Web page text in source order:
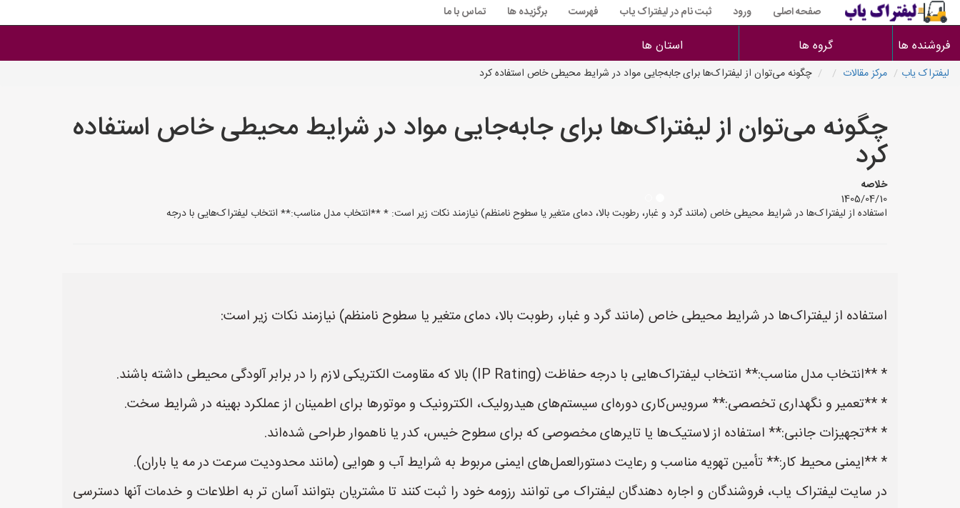
صفحه اصلی ورود ثبت نام در لیفتراک یاب فهرست برگزیده ها تماس با ما
فروشنده ها گروه ها استان ها
لیفتراک یاب مرکز مقالات چگونه می‌توان از لیفتراک‌ها برای جابه‌جایی مواد در شرایط محیطی خاص استفاده کرد
چگونه می‌توان از لیفتراک‌ها برای جابه‌جایی مواد در شرایط محیطی خاص استفاده
کرد
خلاصه
1405/04/10
استفاده از لیفتراک‌ها در شرایط محیطی خاص (مانند گرد و غبار، رطوبت بالا، دمای متغیر یا سطوح نامنظم) نیازمند نکات زیر است: * **انتخاب مدل مناسب:** انتخاب لیفتراک‌هایی با درجه
استفاده از لیفتراک‌ها در شرایط محیطی خاص (مانند گرد و غبار، رطوبت بالا، دمای متغیر یا سطوح نامنظم) نیازمند نکات زیر است:
* **انتخاب مدل مناسب:** انتخاب لیفتراک‌هایی با درجه حفاظت (IP Rating) بالا که مقاومت الکتریکی لازم را در برابر آلودگی محیطی داشته باشند.
* **تعمیر و نگهداری تخصصی:** سرویس‌کاری دوره‌ای سیستم‌های هیدرولیک، الکترونیک و موتورها برای اطمینان از عملکرد بهینه در شرایط سخت.
* **تجهیزات جانبی:** استفاده از لاستیک‌ها یا تایر‌های مخصوصی که برای سطوح خیس، کدر یا ناهموار طراحی شده‌اند.
* **ایمنی محیط کار:** تأمین تهویه مناسب و رعایت دستورالعمل‌های ایمنی مربوط به شرایط آب و هوایی (مانند محدودیت سرعت در مه یا باران).
در سایت لیفتراک یاب، فروشندگان و اجاره دهندگان لیفتراک می توانند رزومه خود را ثبت کنند تا مشتریان بتوانند آسان تر به اطلاعات و خدمات آنها دسترسی